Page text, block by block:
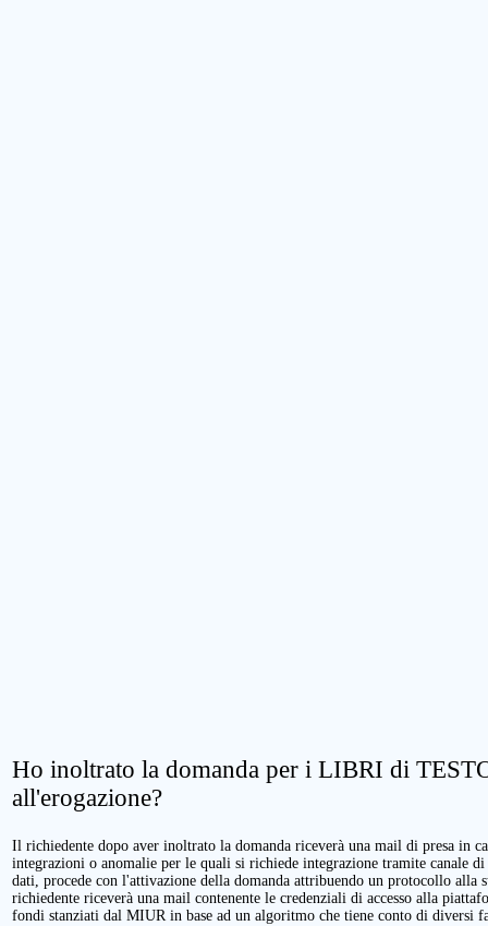
Ho inoltrato la domanda per i LIBRI di
all'erogazione?
Il richiedente dopo aver inoltrato la domanda riceverà una mail di presa in
integrazioni o anomalie per le quali si richiede integrazione tramite canale
dati, procede con l'attivazione della domanda attribuendo un protocollo alla
richiedente riceverà una mail contenente le credenziali di accesso alla
fondi stanziati dal MIUR in base ad un algoritmo che tiene conto di diversi